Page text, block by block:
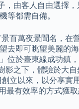
，由客人自由選擇
等都需自備。
百萬夜景聞名，在
去即可眺望美麗的
位於臺東線成功鎮
影之下，體驗於大
立以來，以分享實
最有效率的方式獲